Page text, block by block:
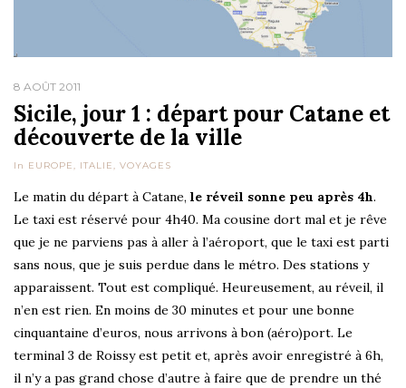
8 AOÛT 2011
Sicile, jour 1 : départ pour Catane et
découverte de la ville
In EUROPE, ITALIE, VOYAGES
Le matin du départ à Catane, le réveil sonne peu après 4h.
Le taxi est réservé pour 4h40. Ma cousine dort mal et je rêve
que je ne parviens pas à aller à l’aéroport, que le taxi est parti
sans nous, que je suis perdue dans le métro. Des stations y
apparaissent. Tout est compliqué. Heureusement, au réveil, il
n’en est rien. En moins de 30 minutes et pour une bonne
cinquantaine d’euros, nous arrivons à bon (aéro)port. Le
terminal 3 de Roissy est petit et, après avoir enregistré à 6h,
il n’y a pas grand chose d’autre à faire que de prendre un thé